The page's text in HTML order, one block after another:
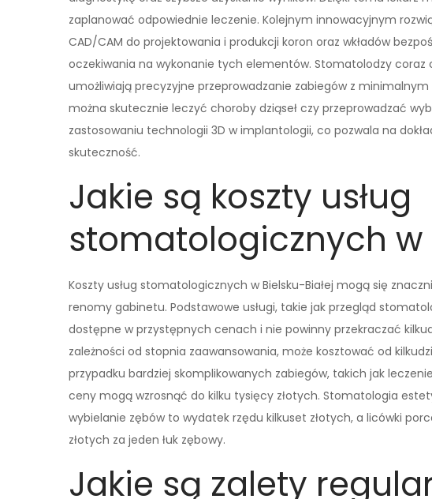
zaplanować odpowiednie leczenie. Kolejnym innowacyjnym
CAD/CAM do projektowania i produkcji koron oraz wkładów
oczekiwania na wykonanie tych elementów. Stomatolodzy
umożliwiają precyzyjne przeprowadzanie zabiegów z
można skutecznie leczyć choroby dziąseł czy przeprowadzać
zastosowaniu technologii 3D w implantologii, co pozwala na
skuteczność.
Jakie są koszty usług
stomatologicznych w
Koszty usług stomatologicznych w Bielsku-Białej mogą się
renomy gabinetu. Podstawowe usługi, takie jak przegląd
dostępne w przystępnych cenach i nie powinny przekraczać
zależności od stopnia zaawansowania, może kosztować od
przypadku bardziej skomplikowanych zabiegów, takich jak
ceny mogą wzrosnąć do kilku tysięcy złotych. Stomatologia
wybielanie zębów to wydatek rzędu kilkuset złotych, a licówki
złotych za jeden łuk zębowy.
Jakie są zalety